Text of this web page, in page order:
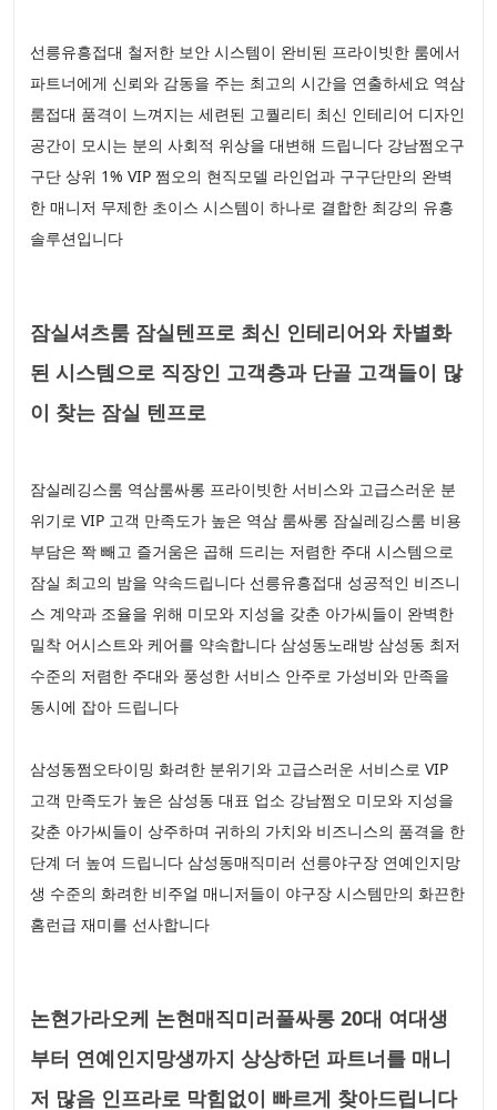
선릉유흥접대 철저한 보안 시스템이 완비된 프라이빗한 룸에서
파트너에게 신뢰와 감동을 주는 최고의 시간을 연출하세요 역삼
룸접대 품격이 느껴지는 세련된 고퀄리티 최신 인테리어 디자인
공간이 모시는 분의 사회적 위상을 대변해 드립니다 강남쩜오구
구단 상위 1% VIP 쩜오의 현직모델 라인업과 구구단만의 완벽
한 매니저 무제한 초이스 시스템이 하나로 결합한 최강의 유흥
솔루션입니다
잠실셔츠룸 잠실텐프로 최신 인테리어와 차별화
된 시스템으로 직장인 고객층과 단골 고객들이 많
이 찾는 잠실 텐프로
잠실레깅스룸 역삼룸싸롱 프라이빗한 서비스와 고급스러운 분
위기로 VIP 고객 만족도가 높은 역삼 룸싸롱 잠실레깅스룸 비용
부담은 쫙 빼고 즐거움은 곱해 드리는 저렴한 주대 시스템으로
잠실 최고의 밤을 약속드립니다 선릉유흥접대 성공적인 비즈니
스 계약과 조율을 위해 미모와 지성을 갖춘 아가씨들이 완벽한
밀착 어시스트와 케어를 약속합니다 삼성동노래방 삼성동 최저
수준의 저렴한 주대와 풍성한 서비스 안주로 가성비와 만족을
동시에 잡아 드립니다
삼성동쩜오타이밍 화려한 분위기와 고급스러운 서비스로 VIP
고객 만족도가 높은 삼성동 대표 업소 강남쩜오 미모와 지성을
갖춘 아가씨들이 상주하며 귀하의 가치와 비즈니스의 품격을 한
단계 더 높여 드립니다 삼성동매직미러 선릉야구장 연예인지망
생 수준의 화려한 비주얼 매니저들이 야구장 시스템만의 화끈한
홈런급 재미를 선사합니다
논현가라오케 논현매직미러풀싸롱 20대 여대생
부터 연예인지망생까지 상상하던 파트너를 매니
저 많음 인프라로 막힘없이 빠르게 찾아드립니다